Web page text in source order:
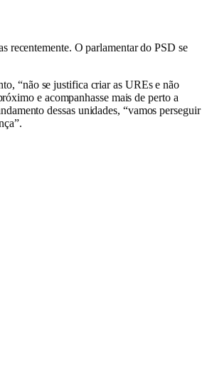
recentemente. O parlamentar do PSD se
“não se justifica criar as UREs e não
e acompanhasse mais de perto a
dessas unidades, “vamos perseguir